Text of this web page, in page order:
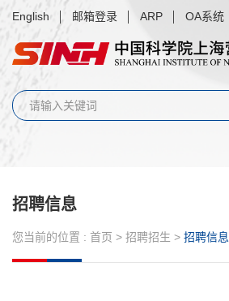
English 邮箱登录 ARP OA系统
招聘信息
您当前的位置 : 首页 > 招聘招生 > 招聘信息